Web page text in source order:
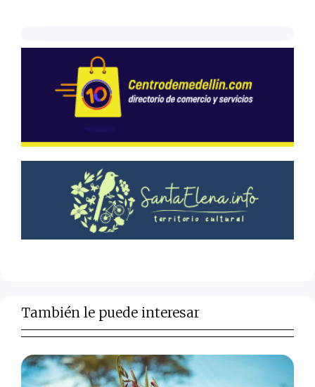
También le puede interesar